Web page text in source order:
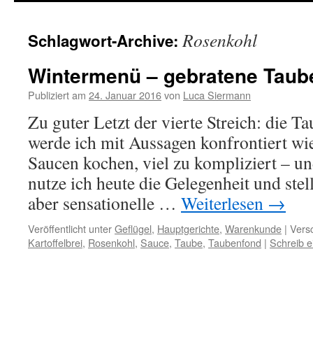
Schlagwort-Archive:Rosenkohl
Wintermenü – gebratene
Publiziert am 24. Januar 2016von Luca Siermann
Zu guter Letzt der vierte Streich: die
werde ich mit Aussagen konfrontiert
Saucen kochen, viel zu kompliziert –
nutze ich heute die Gelegenheit und
aber sensationelle … Weiterlesen →
Veröffentlicht unterGeflügel, Hauptgerichte, Warenkunde |
Kartoffelbrei, Rosenkohl, Sauce, Taube, Taubenfond | Schreib